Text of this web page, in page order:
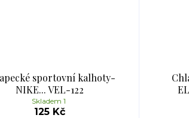
sportovní kalhoty-
NIKE... VEL-122
125 Kč
Skladem 1